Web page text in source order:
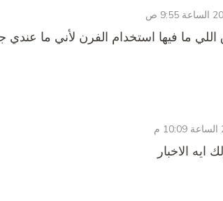
اللي ما فيها استخدام الفرن لأني ما عندي
ايه الاخبار